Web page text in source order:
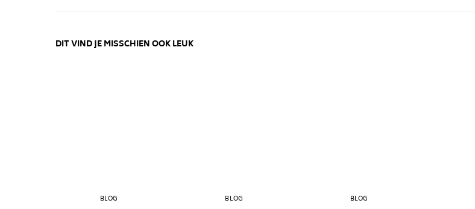
DIT VIND JE MISSCHIEN OOK LEUK
BLOG BLOG BLOG